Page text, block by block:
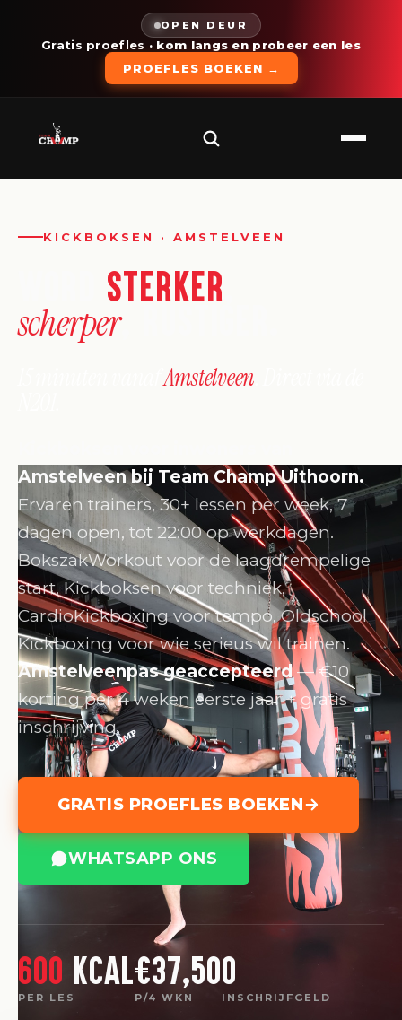
OPEN DEUR
Gratis proefles · kom langs en probeer een les
PROEFLES BOEKEN →
KICKBOKSEN · AMSTELVEEN
STERKER
scherper, RUSTIGER.
15 minuten vanafAmstelveen
Amstelveen bij Team Champ Uithoorn.
Ervaren trainers, 30+ lessen per week, 7
dagen open, tot 22:00 op werkdagen.
BokszakWorkout voor de laagdrempelige
start, Kickboksen voor techniek,
CardioKickboxing voor tempo, Oldschool
Kickboxing voor wie serieus wil trainen.
Amstelveenpas geaccepteerd — €10
korting per 4 weken eerste jaar + gratis
inschrijving.
GRATIS PROEFLES BOEKEN
WHATSAPP ONS
600 kcal
PER LES
€37,50
P/4 WKN
0
INSCHRIJFGELD